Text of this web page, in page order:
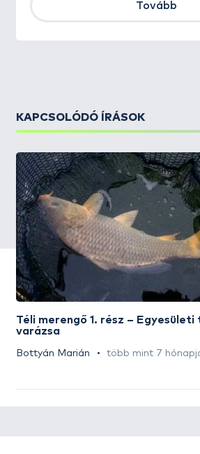
Tovább
KAPCSOLÓDÓ ÍRÁSOK
Téli merengő 1. rész – Egyesületi
varázsa
Bottyán Marián több mint 7